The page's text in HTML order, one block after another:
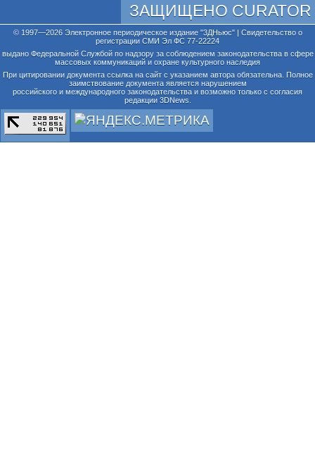
ЗАЩИЩЕНО CURATOR
© 1997—2026 Электронное периодическое издание "3ДНьюс" | Свидетельство о
регистрации СМИ Эл ФС 77-22224
выдано Федеральной Службой по надзору за соблюдением законодательства в сфере
массовых коммуникаций и охране культурного наследия
При цитировании документа ссылка на сайт с указанием автора обязательна. Полное
заимствование документа является нарушением
российского и международного законодательства и возможно только с согласия
редакции 3DNews.